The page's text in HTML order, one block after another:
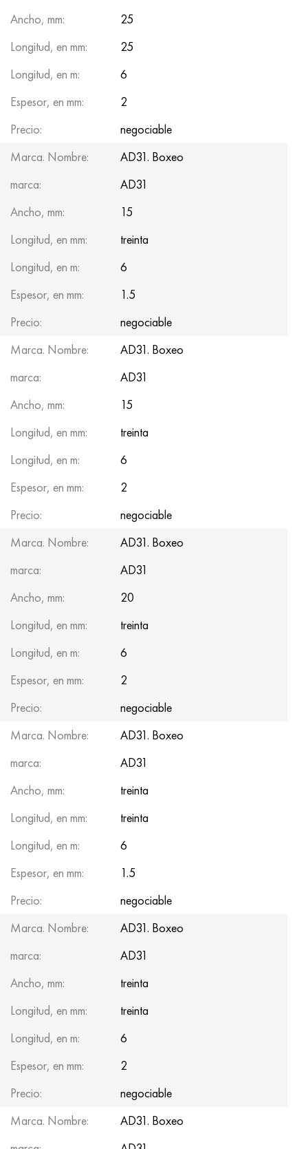
Ancho, mm:
25
Longitud, en mm:
25
Longitud, en m:
6
Espesor, en mm:
2
Precio:
negociable
Marca. Nombre:
AD31. Boxeo
marca:
AD31
Ancho, mm:
15
Longitud, en mm:
treinta
Longitud, en m:
6
Espesor, en mm:
1.5
Precio:
negociable
Marca. Nombre:
AD31. Boxeo
marca:
AD31
Ancho, mm:
15
Longitud, en mm:
treinta
Longitud, en m:
6
Espesor, en mm:
2
Precio:
negociable
Marca. Nombre:
AD31. Boxeo
marca:
AD31
Ancho, mm:
20
Longitud, en mm:
treinta
Longitud, en m:
6
Espesor, en mm:
2
Precio:
negociable
Marca. Nombre:
AD31. Boxeo
marca:
AD31
Ancho, mm:
treinta
Longitud, en mm:
treinta
Longitud, en m:
6
Espesor, en mm:
1.5
Precio:
negociable
Marca. Nombre:
AD31. Boxeo
marca:
AD31
Ancho, mm:
treinta
Longitud, en mm:
treinta
Longitud, en m:
6
Espesor, en mm:
2
Precio:
negociable
Marca. Nombre:
AD31. Boxeo